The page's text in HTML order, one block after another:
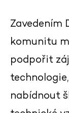
Zavedením
komunitu
podpořit
nabídnout